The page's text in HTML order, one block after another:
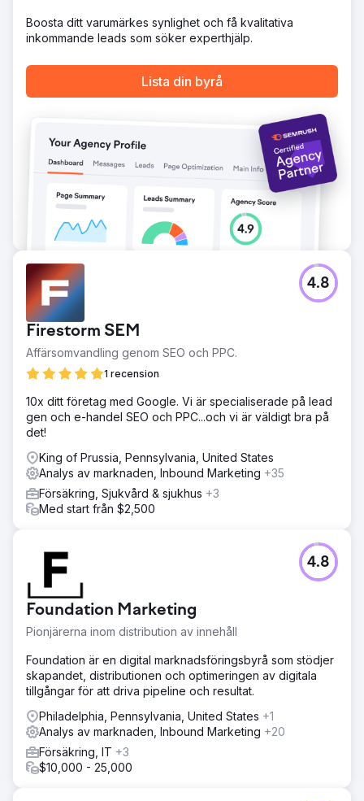
Boosta ditt varumärkes synlighet och få kvalitativa
inkommande leads som söker experthjälp.
Lista din byrå
Firestorm SEM
Affärsomvandling genom SEO och PPC.
1 recension
4.8
10x ditt företag med Google. Vi är specialiserade på lead
gen och e-handel SEO och PPC...och vi är väldigt bra på
det!
King of Prussia, Pennsylvania, United States
Analys av marknaden, Inbound Marketing +35
Försäkring, Sjukvård & sjukhus +3
Med start från $2,500
Foundation Marketing
Pionjärerna inom distribution av innehåll
4.8
Foundation är en digital marknadsföringsbyrå som stödjer
skapandet, distributionen och optimeringen av digitala
tillgångar för att driva pipeline och resultat.
Philadelphia, Pennsylvania, United States +1
Analys av marknaden, Inbound Marketing +20
Försäkring, IT +3
$10,000 - 25,000